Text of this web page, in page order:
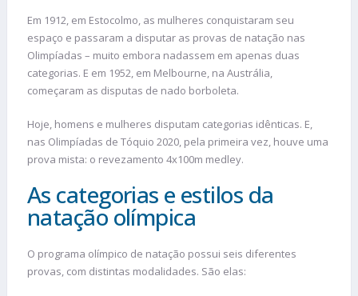
Em 1912, em Estocolmo, as mulheres conquistaram seu
espaço e passaram a disputar as provas de natação nas
Olimpíadas – muito embora nadassem em apenas duas
categorias. E em 1952, em Melbourne, na Austrália,
começaram as disputas de nado borboleta.
Hoje, homens e mulheres disputam categorias idênticas. E,
nas Olimpíadas de Tóquio 2020, pela primeira vez, houve uma
prova mista: o revezamento 4x100m medley.
As categorias e estilos da
natação olímpica
O programa olímpico de natação possui seis diferentes
provas, com distintas modalidades. São elas: